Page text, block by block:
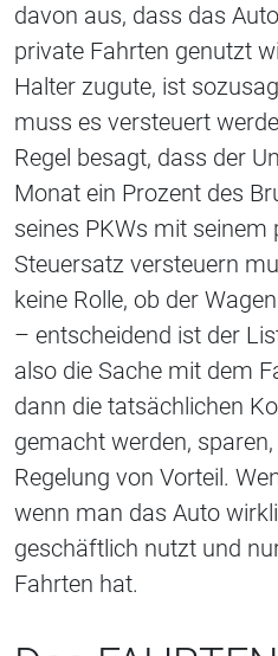
davon aus, dass das
private Fahrten genutzt
Halter zugute, ist
muss es versteuert
Regel besagt, dass der
Monat ein Prozent des
seines PKWs mit seinem
Steuersatz versteuern
keine Rolle, ob der
– entscheidend ist der
also die Sache mit dem
dann die tatsächlichen
gemacht werden,
Regelung von Vorteil.
wenn man das Auto
geschäftlich nutzt und
Fahrten hat.